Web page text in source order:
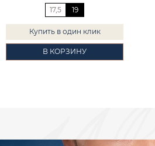
17,5 19
Купить в один клик
В КОРЗИНУ